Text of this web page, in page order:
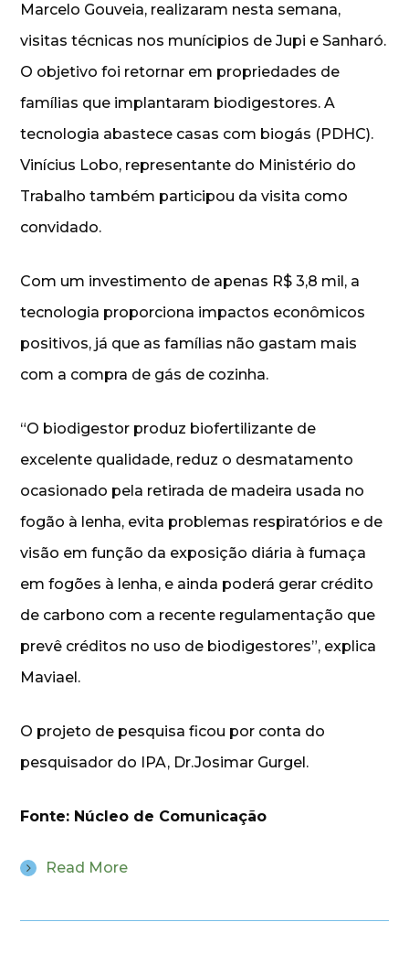
Marcelo Gouveia, realizaram nesta semana,
visitas técnicas nos munícipios de Jupi e Sanharó.
O objetivo foi retornar em propriedades de
famílias que implantaram biodigestores. A
tecnologia abastece casas com biogás (PDHC).
Vinícius Lobo, representante do Ministério do
Trabalho também participou da visita como
convidado.
Com um investimento de apenas R$ 3,8 mil, a
tecnologia proporciona impactos econômicos
positivos, já que as famílias não gastam mais
com a compra de gás de cozinha.
“O biodigestor produz biofertilizante de
excelente qualidade, reduz o desmatamento
ocasionado pela retirada de madeira usada no
fogão à lenha, evita problemas respiratórios e de
visão em função da exposição diária à fumaça
em fogões à lenha, e ainda poderá gerar crédito
de carbono com a recente regulamentação que
prevê créditos no uso de biodigestores”, explica
Maviael.
O projeto de pesquisa ficou por conta do
pesquisador do IPA, Dr.Josimar Gurgel.
Fonte: Núcleo de Comunicação
Read More